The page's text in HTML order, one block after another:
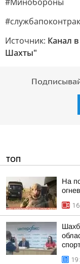
Источник: Канал
Шахты"
ТОП
На